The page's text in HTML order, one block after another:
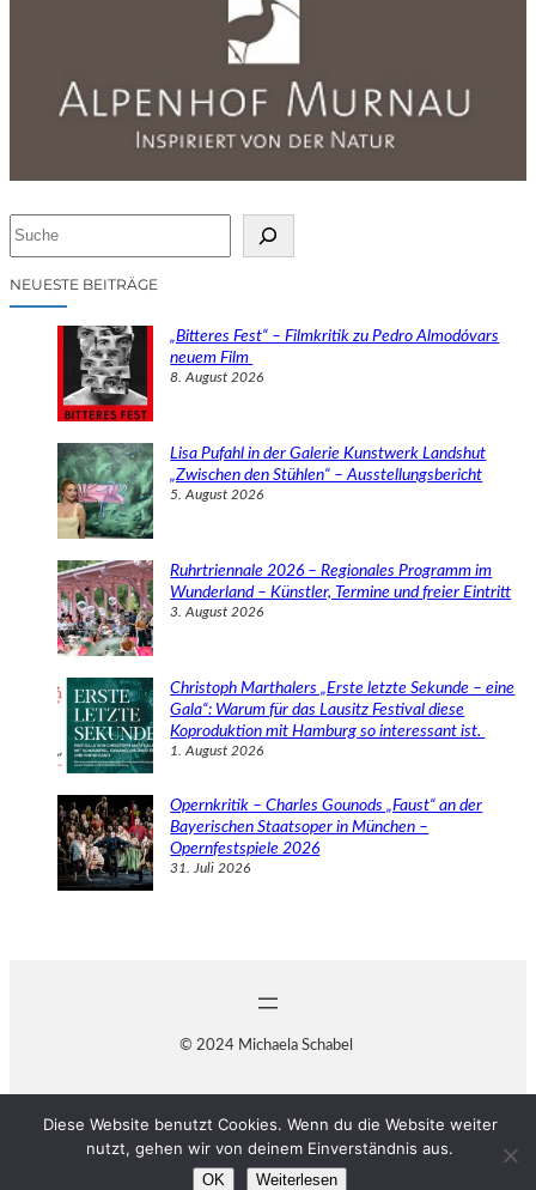
NEUESTE BEITRÄGE
„Bitteres Fest“ – Filmkritik zu Pedro Almodóvars
neuem Film
8. August 2026
Lisa Pufahl in der Galerie Kunstwerk Landshut
„Zwischen den Stühlen“ – Ausstellungsbericht
5. August 2026
Ruhrtriennale 2026 – Regionales Programm im
Wunderland – Künstler, Termine und freier Eintritt
3. August 2026
Christoph Marthalers „Erste letzte Sekunde – eine
Gala“: Warum für das Lausitz Festival diese
Koproduktion mit Hamburg so interessant ist.
1. August 2026
Opernkritik – Charles Gounods „Faust“ an der
Bayerischen Staatsoper in München –
Opernfestspiele 2026
31. Juli 2026
© 2024 Michaela Schabel
Diese Website benutzt Cookies. Wenn du die Website weiter
nutzt, gehen wir von deinem Einverständnis aus.
OK Weiterlesen